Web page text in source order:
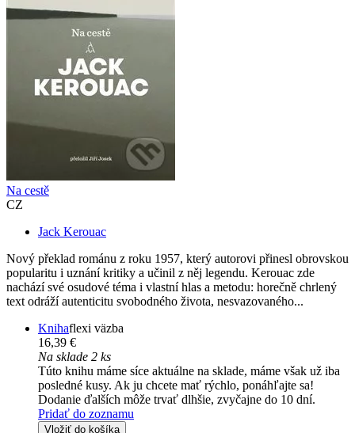
Na cestě
CZ
Jack Kerouac
Nový překlad románu z roku 1957, který autorovi přinesl obrovskou
popularitu i uznání kritiky a učinil z něj legendu. Kerouac zde
nachází své osudové téma i vlastní hlas a metodu: horečně chrlený
text odráží autenticitu svobodného života, nesvazovaného...
Knihaflexi väzba
16,39 €
Na sklade 2 ks
Túto knihu máme síce aktuálne na sklade, máme však už iba
posledné kusy. Ak ju chcete mať rýchlo, ponáhľajte sa!
Dodanie ďalších môže trvať dlhšie, zvyčajne do 10 dní.
Pridať do zoznamu
Vložiť do košíka